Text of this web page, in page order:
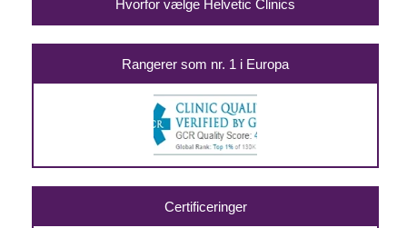
Hvorfor vælge Helvetic Clinics
Rangerer som nr. 1 i Europa
Certificeringer